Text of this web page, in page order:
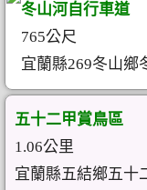
冬山河自行車道
765公尺
宜蘭縣269冬山鄉
五十二甲賞鳥區
1.06公里
宜蘭縣五結鄉五十